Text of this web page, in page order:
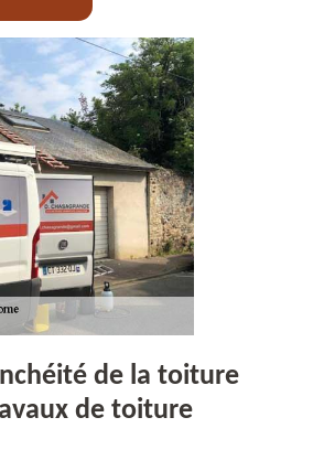
de la toiture
de toiture